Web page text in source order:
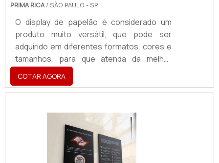
PRIMA RICA/ SÃO PAULO - SP
O display de papelão é considerado um
produto muito versátil, que pode ser
adquirido em diferentes formatos, cores e
tamanhos, para que atenda da melhor
maneira possível às necessidades do
comprador. Outro fator que garante o
atendimento das necessidades do
um layout compatível com a identidade
visual da empresa ou produto, podendo ser
utilizado em locais como: Supermercados;
Farmácias; Pet shops; Mercearias; Lojas
COTAR AGORA